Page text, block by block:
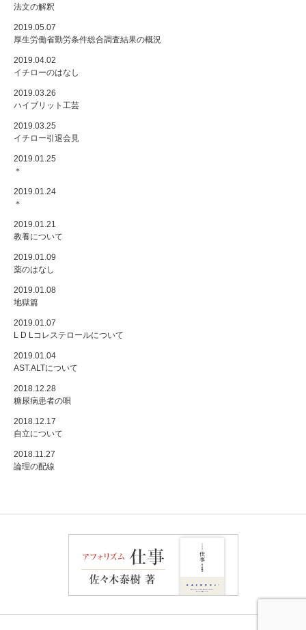
法文の解釈
2019.05.07
厚生労働省勤労条件総合調査結果の概況
2019.04.02
イチローのはなし
2019.03.26
ハイブリット工芸
2019.03.25
イチロー引退会見
2019.01.25
＊
2019.01.24
＊
2019.01.21
教養について
2019.01.09
薬のはなし
2019.01.08
地獄篇
2019.01.07
L D Lコレステロールについて
2019.01.04
AST.ALTについて
2018.12.28
糖尿病患者の唄
2018.12.17
自立について
2018.11.27
論理の配線